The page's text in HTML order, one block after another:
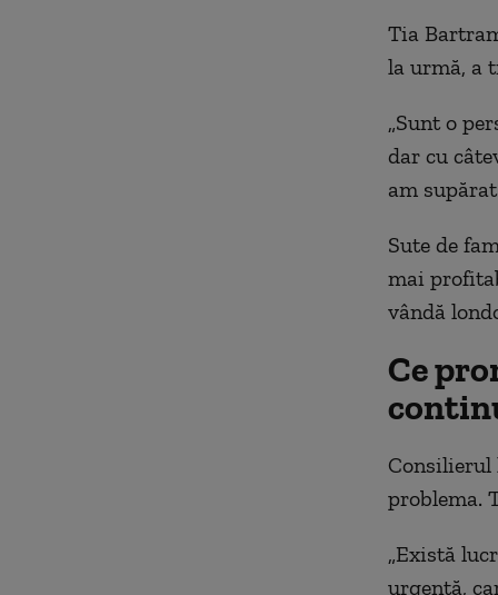
Tia
la urmă, a
„Sunt o
dar cu
am
Sute de
mai
vândă
Ce
Consilierul
problema.
„Există
urgență,